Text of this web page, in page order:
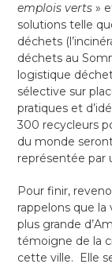
emplois verts »
solutions telle
déchets
déchets au
logistique
sélective sur
pratiques et
300 recycleurs
du monde
représentée par
Pour finir,
rappelons que la
plus grande
témoigne de la
cette ville. Elle